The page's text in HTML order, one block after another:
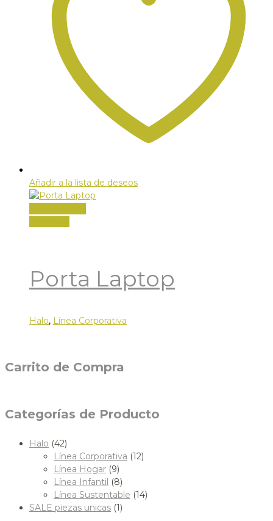
Añadir a la lista de deseos
Porta Laptop
Halo, Línea Corporativa
Carrito de Compra
Categorías de Producto
Halo (42)
Línea Corporativa (12)
Línea Hogar (9)
Línea Infantil (8)
Línea Sustentable (14)
SALE piezas unicas (1)